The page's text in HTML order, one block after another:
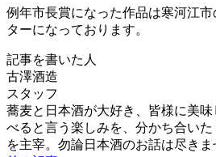
例年市長賞になった作品は寒河江
ターになっております。
記事を書いた人
古澤酒造
スタッフ
蕎麦と日本酒が大好き、皆様に美
べると言う楽しみを、分かち合い
を主宰。勿論日本酒のお話は尽きま